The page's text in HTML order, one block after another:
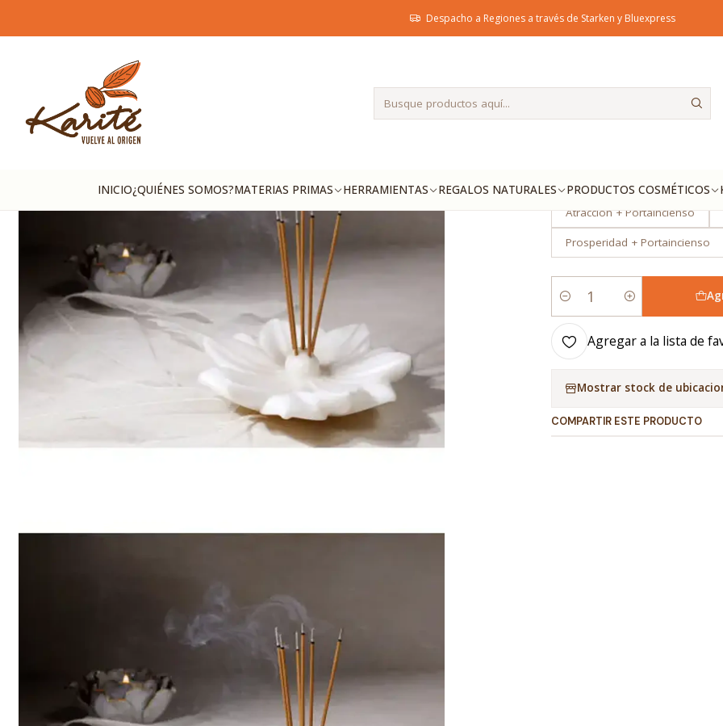
INICIO¿QUIÉNES SOMOS?MATERIAS PRIMAS HERRAMIENTAS REGALOS NATURALES PRODUCTOS COSMÉTICOS
Despacho a Regiones a través de Starken y Bluexpress
Inicio Productos Ecológicos Inciensos
Inciensos
Atraccion + Portaincienso
Prosperidad + Portaincienso
Cantidad
Agregar a la lista de
Mostrar stock de
COMPARTIR ESTE PRODUCTO